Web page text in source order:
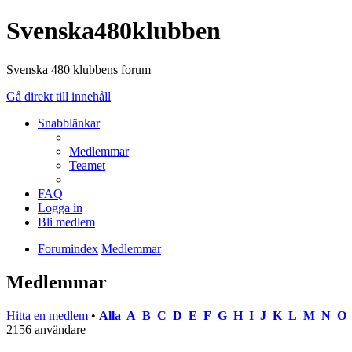
Svenska480klubben
Svenska 480 klubbens forum
Gå direkt till innehåll
Snabblänkar
Medlemmar
Teamet
FAQ
Logga in
Bli medlem
Forumindex Medlemmar
Medlemmar
Hitta en medlem • Alla A B C D E F G H I J K L M N O
2156 användare